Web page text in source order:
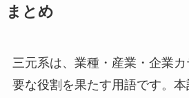
まとめ
三元系は、業種・産業・企業
要な役割を果たす用語です。